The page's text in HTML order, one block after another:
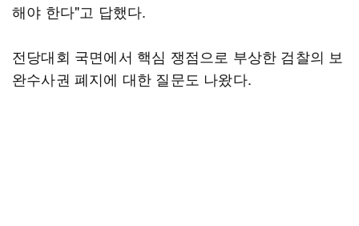
해야 한다"고 답했다.
전당대회 국면에서 핵심 쟁점으로 부상한 검찰의 보
완수사권 폐지에 대한 질문도 나왔다.